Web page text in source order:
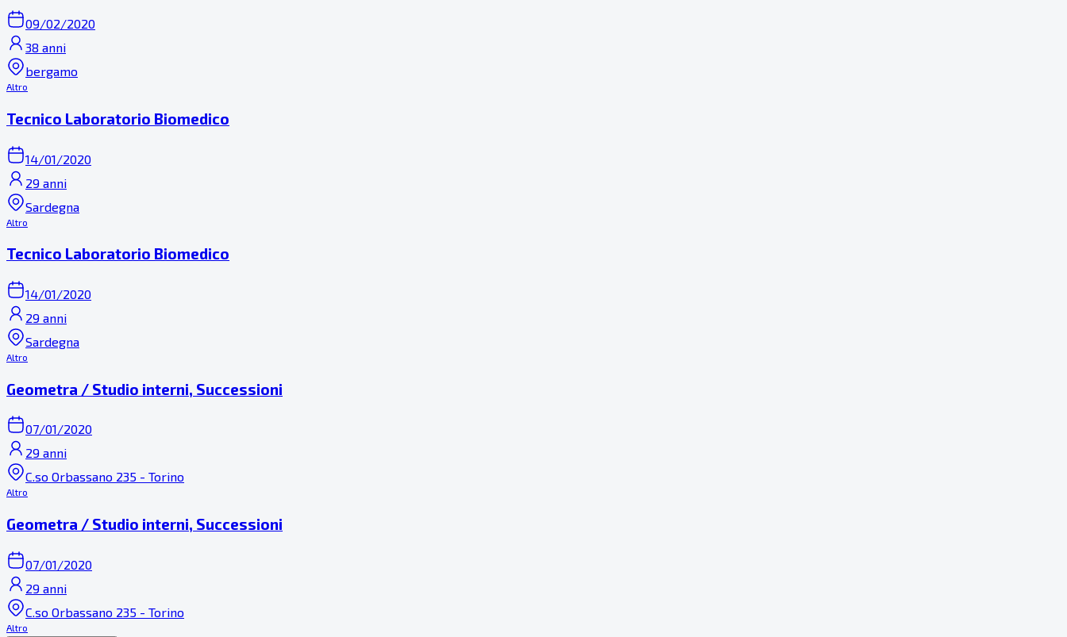
09/02/2020
38 anni
bergamo
Altro
Tecnico Laboratorio Biomedico
14/01/2020
29 anni
Sardegna
Altro
Tecnico Laboratorio Biomedico
14/01/2020
29 anni
Sardegna
Altro
Geometra / Studio interni, Successioni
07/01/2020
29 anni
C.so Orbassano 235 - Torino
Altro
Geometra / Studio interni, Successioni
07/01/2020
29 anni
C.so Orbassano 235 - Torino
Altro